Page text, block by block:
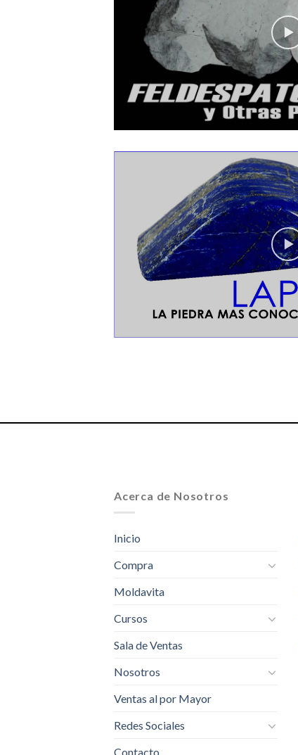
Acerca de Nosotros
Inicio
Compra
Moldavita
Cursos
Sala de Ventas
Nosotros
Ventas al por Mayor
Redes Sociales
Contacto